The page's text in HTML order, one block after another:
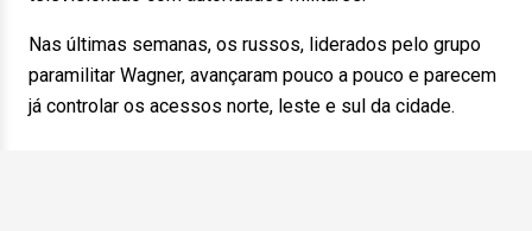
Nas últimas semanas, os russos, liderados pelo grupo
paramilitar Wagner, avançaram pouco a pouco e parecem
já controlar os acessos norte, leste e sul da cidade.